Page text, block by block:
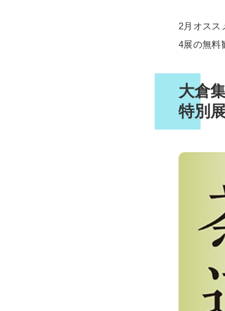
2月オスス
4展の無料
大倉
特別